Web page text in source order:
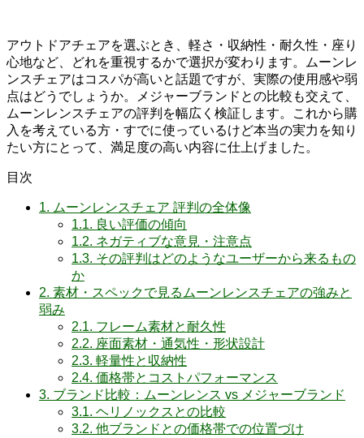
アウトドアチェアを選ぶとき、軽さ・収納性・耐久性・座り
心地など、どれを重視するかで選択が変わります。ムーンレ
ンスチェアはコスパが高いと話題ですが、実際の使用感や弱
点はどうでしょうか。メジャーブランドとの比較も交えて、
ムーンレンスチェアの評判を幅広く検証します。これから購
入を考えている方・すでに使っているけど本当の実力を知り
たい方にとって、満足度の高い内容に仕上げました。
目次
1. ムーンレンスチェア 評判の全体像
1.1. 良い評価の傾向
1.2. ネガティブな意見・注意点
1.3. その評判はどのようなユーザーから来るもの
か
2. 素材・スペックで見るムーンレンスチェアの強みと
弱み
2.1. フレーム素材と耐久性
2.2. 座面素材・通気性・形状設計
2.3. 軽量性と収納性
2.4. 価格帯とコストパフォーマンス
3. ブランド比較：ムーンレンス vs メジャーブランド
3.1. ヘリノックスとの比較
3.2. 他ブランドとの価格帯での位置づけ